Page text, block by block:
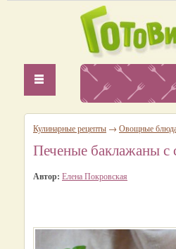
Кулинарные рецепты → Овощные
Печеные баклажаны с
Автор: Елена Покровская